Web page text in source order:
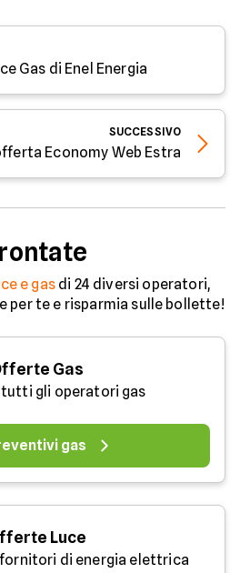
Gas di Enel Energia
SUCCESSIVO
Economy Web Estra
e gasdi 24 diversi operatori,
per te e risparmia sulle bollette!
Gas
gli operatori gas
gas
Luce
di energia elettrica